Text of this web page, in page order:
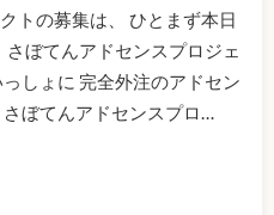
トの募集は、 ひとまず本日
ぼてんアドセンスプロジェ
しょに 完全外注のアドセン
ぼてんアドセンスプロ…